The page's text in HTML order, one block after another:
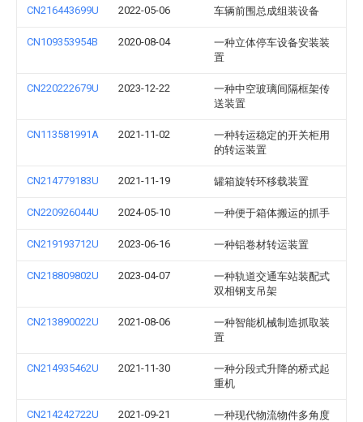
CN216443699U 2022-05-06 车辆前围总成组装设备
CN109353954B 2020-08-04
一种立体停车设备安装装
置
CN220222679U 2023-12-22
一种中空玻璃间隔框架传
送装置
CN113581991A 2021-11-02
一种转运稳定的开关柜用
的转运装置
CN214779183U 2021-11-19 罐箱旋转环移载装置
CN220926044U 2024-05-10 一种便于箱体搬运的抓手
CN219193712U 2023-06-16 一种铝卷材转运装置
CN218809802U 2023-04-07
一种轨道交通车站装配式
双相钢支吊架
CN213890022U 2021-08-06
一种智能机械制造抓取装
置
CN214935462U 2021-11-30
一种分段式升降的桥式起
重机
CN214242722U 2021-09-21
一种现代物流物件多角度